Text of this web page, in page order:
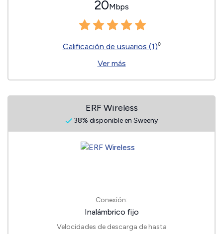
20Mbps
Calificación de usuarios (1)◊
Ver más
ERF Wireless
38% disponible en Sweeny
Conexión:
Inalámbrico fijo
Velocidades de descarga de hasta